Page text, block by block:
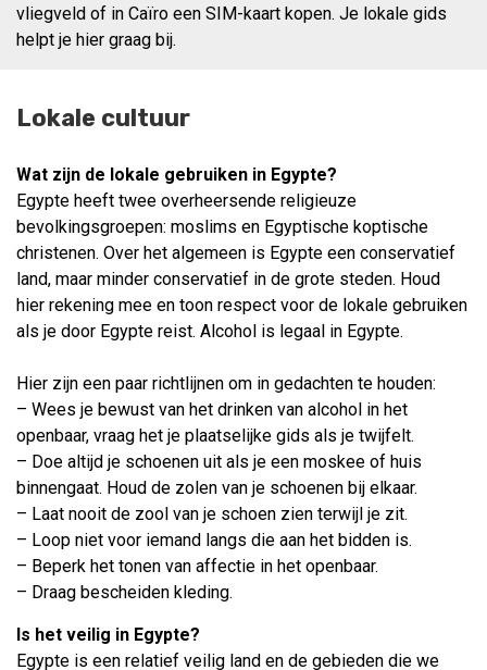
vliegveld of in Caïro een SIM-kaart kopen. Je lokale gids
helpt je hier graag bij.
Lokale cultuur
Wat zijn de lokale gebruiken in Egypte?
Egypte heeft twee overheersende religieuze
bevolkingsgroepen: moslims en Egyptische koptische
christenen. Over het algemeen is Egypte een conservatief
land, maar minder conservatief in de grote steden. Houd
hier rekening mee en toon respect voor de lokale gebruiken
als je door Egypte reist. Alcohol is legaal in Egypte.
Hier zijn een paar richtlijnen om in gedachten te houden:
– Wees je bewust van het drinken van alcohol in het
openbaar, vraag het je plaatselijke gids als je twijfelt.
– Doe altijd je schoenen uit als je een moskee of huis
binnengaat. Houd de zolen van je schoenen bij elkaar.
– Laat nooit de zool van je schoen zien terwijl je zit.
– Loop niet voor iemand langs die aan het bidden is.
– Beperk het tonen van affectie in het openbaar.
– Draag bescheiden kleding.
Is het veilig in Egypte?
Egypte is een relatief veilig land en de gebieden die we